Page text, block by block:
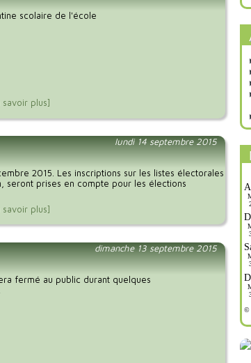
scolaire de l'école
savoir plus]
lundi 14 septembre 2015
2015. Les inscriptions sur les listes électorales
seront prises en compte pour les élections
savoir plus]
dimanche 13 septembre 2015
fermé au public durant quelques